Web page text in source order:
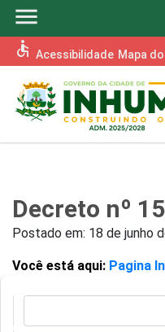
menu
accessible Acessibilidade Mapa
Decreto nº
Postado em: 18 de junho
Você está aqui: Pagina